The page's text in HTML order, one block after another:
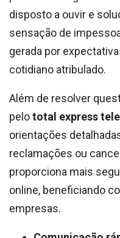
disposto a ouvir e
sensação de
gerada por
cotidiano atribulado.
Além de resolver
pelototal express
orientações
reclamações ou
proporciona mais
online, beneficiando
empresas.